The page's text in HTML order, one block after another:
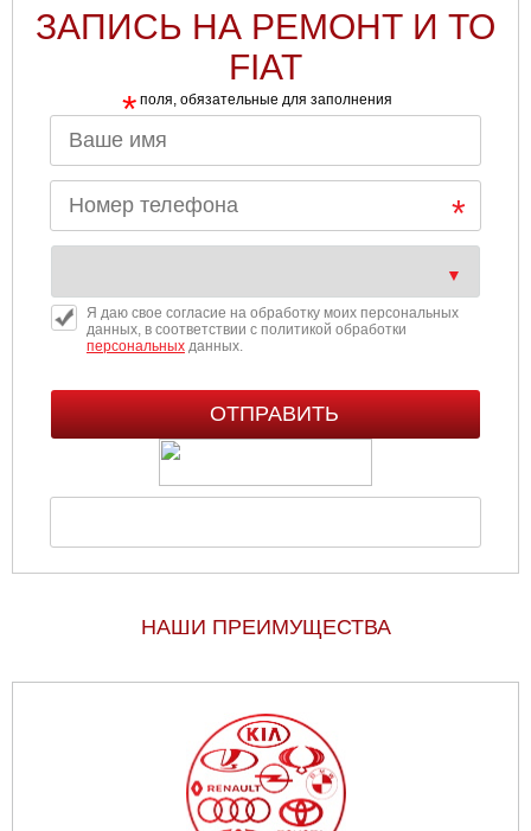
ЗАПИСЬ НА РЕМОНТ И ТО
FIAT
* поля, обязательные для заполнения
Я даю свое согласие на обработку моих персональных
данных, в соответствии с политикой обработки
персональныхданных.
НАШИ ПРЕИМУЩЕСТВА